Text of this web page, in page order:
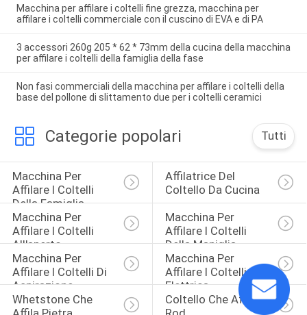
Macchina per affilare i coltelli fine grezza, macchina per
affilare i coltelli commerciale con il cuscino di EVA e di PA
3 accessori 260g 205 * 62 * 73mm della cucina della macchina
per affilare i coltelli della famiglia della fase
Non fasi commerciali della macchina per affilare i coltelli della
base del pollone di slittamento due per i coltelli ceramici
Categorie popolari Tutti
Macchina Per
Affilare I Coltelli
Della Famiglia
Affilatrice Del
Coltello Da Cucina
Macchina Per
Affilare I Coltelli
All'aperto
Macchina Per
Affilare I Coltelli
Della Maniglia
Macchina Per
Affilare I Coltelli Di
Aspirazione
Macchina Per
Affilare I Coltelli
Elettrica
Whetstone Che
Coltello Che Affila